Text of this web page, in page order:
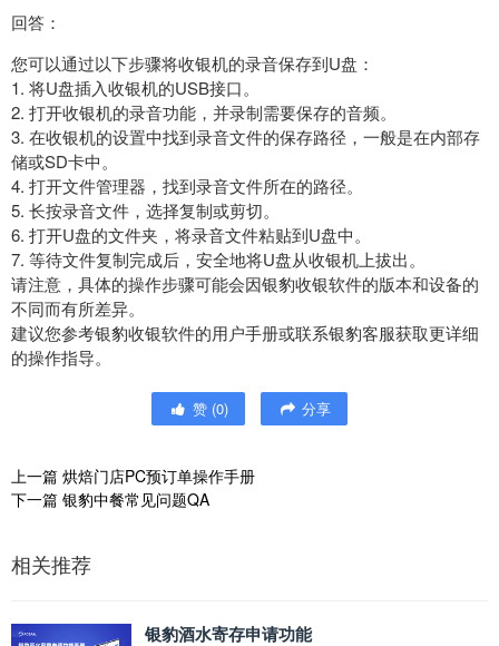
回答：
您可以通过以下步骤将收银机的录音保存到U盘：
1. 将U盘插入收银机的USB接口。
2. 打开收银机的录音功能，并录制需要保存的音频。
3. 在收银机的设置中找到录音文件的保存路径，一般是在内部存
储或SD卡中。
4. 打开文件管理器，找到录音文件所在的路径。
5. 长按录音文件，选择复制或剪切。
6. 打开U盘的文件夹，将录音文件粘贴到U盘中。
7. 等待文件复制完成后，安全地将U盘从收银机上拔出。
请注意，具体的操作步骤可能会因银豹收银软件的版本和设备的
不同而有所差异。
建议您参考银豹收银软件的用户手册或联系银豹客服获取更详细
的操作指导。
赞 (0) 分享
上一篇 烘焙门店PC预订单操作手册
下一篇 银豹中餐常见问题QA
相关推荐
银豹酒水寄存申请功能